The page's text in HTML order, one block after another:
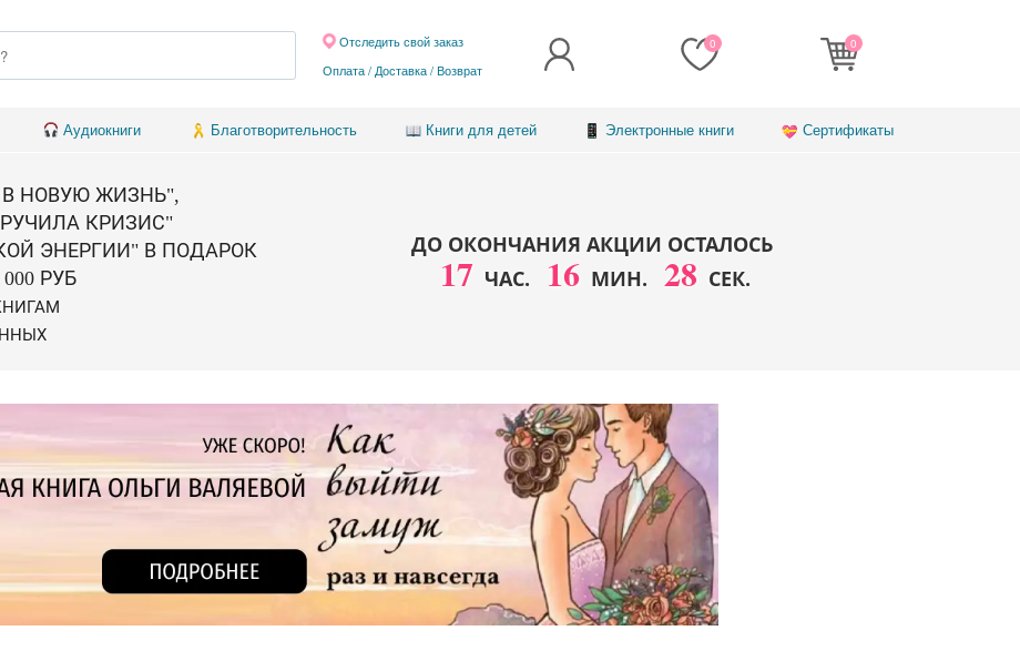
Оплата / Доставка/Возврат
Отследить свой заказ 0 0
Аудиокниги Благотворительность Книги для детей Электронные книги Сертификаты
В НОВУЮ ЖИЗНЬ",
КРИЗИС"
ЭНЕРГИИ" В ПОДАРОК
РУБ
ДО ОКОНЧАНИЯ АКЦИИ ОСТАЛОСЬ
17 ЧАС. 16 МИН. 26 СЕК.